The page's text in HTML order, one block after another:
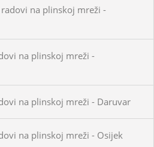
na plinskoj mreži -
na plinskoj mreži -
na plinskoj mreži - Daruvar
na plinskoj mreži - Osijek